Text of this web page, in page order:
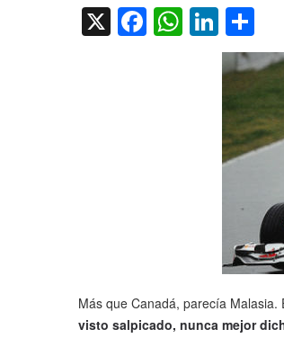
X Facebook
Más que Canadá, parecía
visto salpicado, nunca mejor